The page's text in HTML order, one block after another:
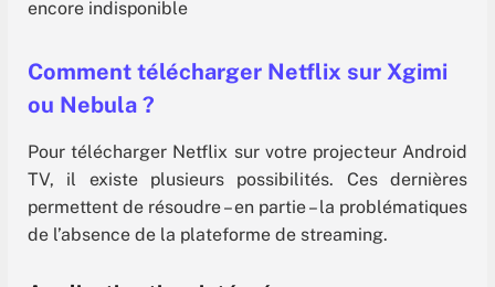
Comment télécharger Netflix sur Xgimi
ou Nebula ?
Pour télécharger Netflix sur votre projecteur Android
TV, il existe plusieurs possibilités. Ces dernières
permettent de résoudre – en partie – la problématiques
de l’absence de la plateforme de streaming.